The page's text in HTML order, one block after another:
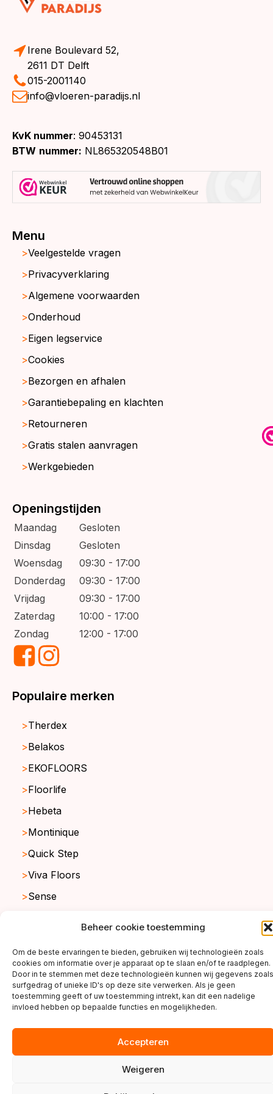
Beheer cookie toestemming
Om de beste ervaringen te bieden, gebruiken wij technologieën zoals
cookies om informatie over je apparaat op te slaan en/of te raadplegen.
Door in te stemmen met deze technologieën kunnen wij gegevens zoals
surfgedrag of unieke ID's op deze site verwerken. Als je geen
toestemming geeft of uw toestemming intrekt, kan dit een nadelige
invloed hebben op bepaalde functies en mogelijkheden.
Accepteren
Weigeren
Irene Boulevard 52,
2611 DT Delft
015-2001140
info@vloeren-paradijs.nl
KvK nummer: 90453131
BTW nummer: NL865320548B01
Menu
Veelgestelde vragen
Privacyverklaring
Algemene voorwaarden
Onderhoud
Eigen legservice
Cookies
Bezorgen en afhalen
Garantiebepaling en klachten
Retourneren
Gratis stalen aanvragen
Werkgebieden
Openingstijden
Maandag
Gesloten
Dinsdag
Gesloten
Woensdag
09:30 - 17:00
Donderdag
09:30 - 17:00
Vrijdag
09:30 - 17:00
Zaterdag
10:00 - 17:00
Zondag
12:00 - 17:00
Populaire merken
Therdex
Belakos
EKOFLOORS
Floorlife
Hebeta
Montinique
Quick Step
Viva Floors
Sense
copyright ©2026